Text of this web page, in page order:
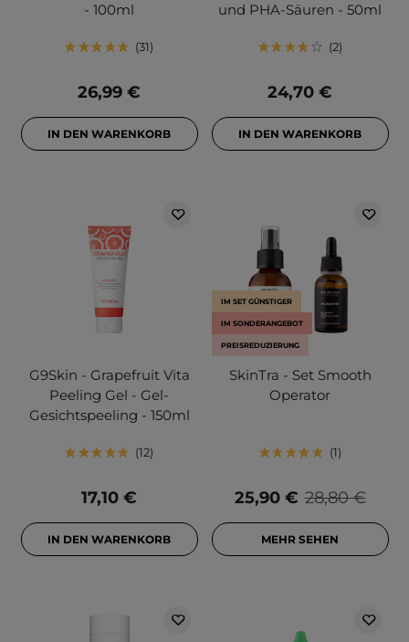
- 100ml
31
26,99 €
IN DEN WARENKORB
und PHA-Säuren - 50ml
2
24,70 €
IN DEN WARENKORB
G9Skin - Grapefruit Vita
Peeling Gel - Gel-
Gesichtspeeling - 150ml
12
17,10 €
IN DEN WARENKORB
IM SET GÜNSTIGER
IM SONDERANGEBOT
PREISREDUZIERUNG
SkinTra - Set Smooth
Operator
1
28,80 €
25,90 €
MEHR SEHEN